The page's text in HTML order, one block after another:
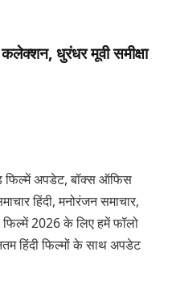
धुरंधर मूवी समीक्षा
फिल्में अपडेट, बॉक्स ऑफिस
हिंदी, मनोरंजन समाचार,
2026 के लिए हमें फॉलो
हिंदी फिल्मों के साथ अपडेट